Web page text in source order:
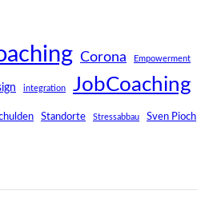
Corona Empowerment
integration JobCoaching
Standorte Stressabbau Sven Pioch